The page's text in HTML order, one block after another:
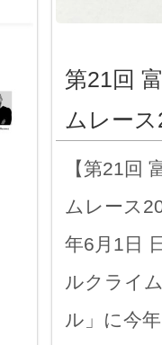
第21回
ムレー
【第21回
ムレース
年6月1日
ルクライ
ル」に今